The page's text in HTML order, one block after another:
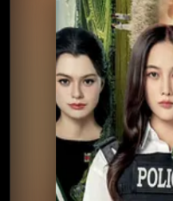
《四大元素之风之恋歌》
⭐
收藏
⭐️ 评分：
✅
夸